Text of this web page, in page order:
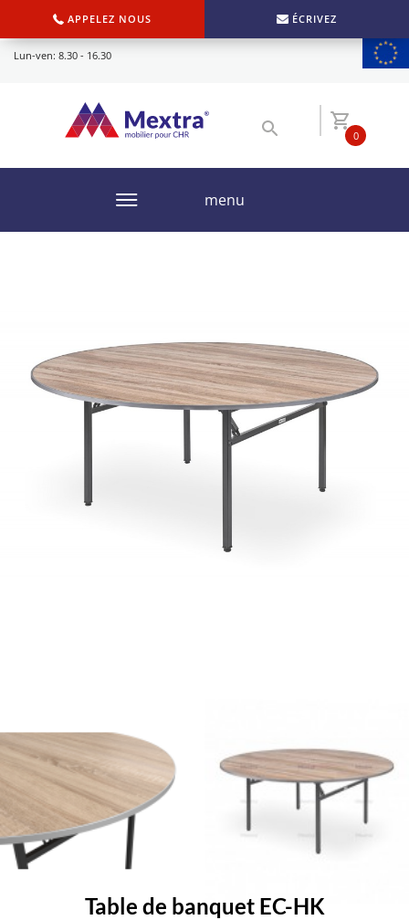
APPELEZ NOUS ÉCRIVEZ
Lun-ven: 8.30 - 16.30
0
menu
Table de banquet EC-HK